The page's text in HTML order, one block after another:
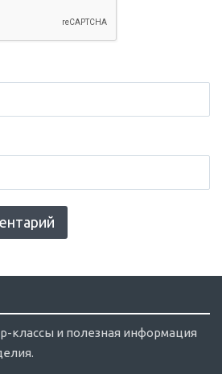
классы и полезная информация